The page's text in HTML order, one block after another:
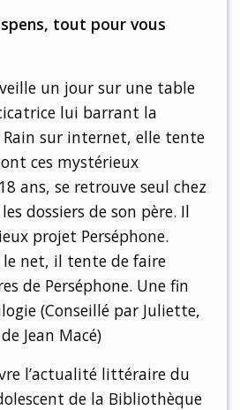
tout pour vous
un jour sur une table
lui barrant la
sur internet, elle tente
ces mystérieux
ans, se retrouve seul chez
dossiers de son père. Il
projet Perséphone.
le net, il tente de faire
de Perséphone. Une fin
(Conseillé par Juliette,
Jean Macé)
l’actualité littéraire du
de la Bibliothèque